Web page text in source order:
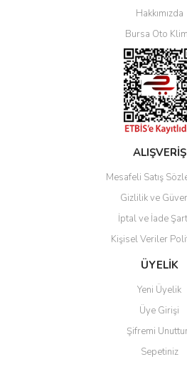
Yorum Yaz
Hakkımızda
Bursa Oto
ALIŞVERİŞ
Mesafeli Satış
Gizlilik ve
İptal ve İade
Kişisel Veriler
ÜYELİK
Yeni Üyelik
Üye Girişi
Şifremi
Sepetiniz